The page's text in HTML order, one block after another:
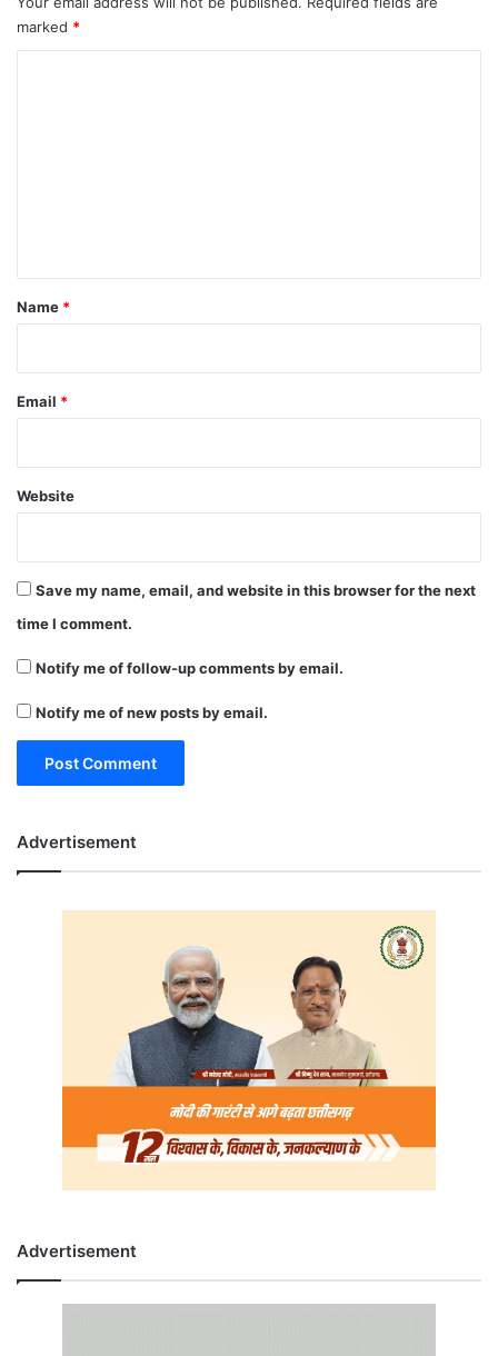
marked *
*
Name *
Email *
Website
Save my name, email, and website in this browser for the next
time I comment.
Notify me of follow-up comments by email.
Notify me of new posts by email.
Advertisement
Advertisement